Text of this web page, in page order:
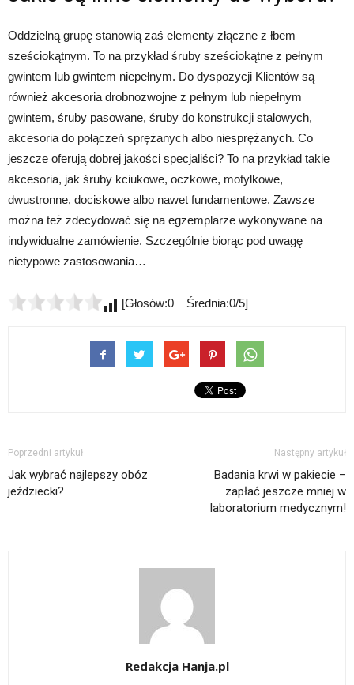
Oddzielną grupę stanowią zaś elementy złączne z łbem
sześciokątnym. To na przykład śruby sześciokątne z pełnym
gwintem lub gwintem niepełnym. Do dyspozycji Klientów są
również akcesoria drobnozwojne z pełnym lub niepełnym
gwintem, śruby pasowane, śruby do konstrukcji stalowych,
akcesoria do połączeń sprężanych albo niesprężanych. Co
jeszcze oferują dobrej jakości specjaliści? To na przykład takie
akcesoria, jak śruby kciukowe, oczkowe, motylkowe,
dwustronne, dociskowe albo nawet fundamentowe. Zawsze
można też zdecydować się na egzemplarze wykonywane na
indywidualne zamówienie. Szczególnie biorąc pod uwagę
nietypowe zastosowania…
[Głosów:0 Średnia:0/5]
Poprzedni artykuł
Jak wybrać najlepszy obóz
jeździecki?
Następny artykuł
Badania krwi w pakiecie –
zapłać jeszcze mniej w
laboratorium medycznym!
Redakcja Hanja.pl